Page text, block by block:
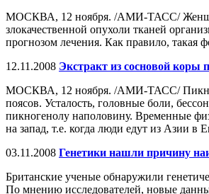
МОСКВА, 12 ноября. /АМИ-ТАСС/
злокачественной опухоли тканей
прогнозом лечения. Как правило, такая
12.11.2008 Экстракт из сосновой коры
МОСКВА, 12 ноября. /АМИ-ТАСС/
поясов. Усталость, головные боли,
пикногенолу наполовину. Временные
на запад, т.е. когда люди едут из Азии в
03.11.2008 Генетики нашли причину
Британские ученые обнаружили
По мнению исследователей, новые